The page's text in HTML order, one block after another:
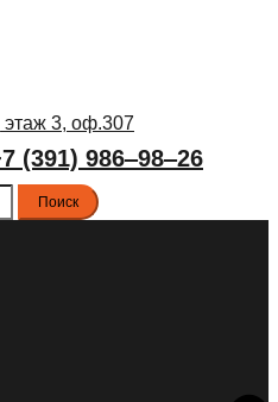
этаж 3, оф.307
(391) 986‒98‒26